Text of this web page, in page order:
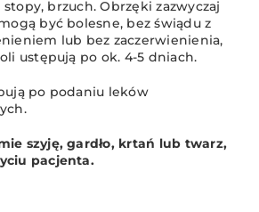
stopy, brzuch. Obrzęki zazwyczaj
być bolesne, bez świądu z
lub bez zaczerwienienia,
ustępują po ok. 4-5 dniach.
po podaniu leków
szyję, gardło, krtań lub twarz,
pacjenta.